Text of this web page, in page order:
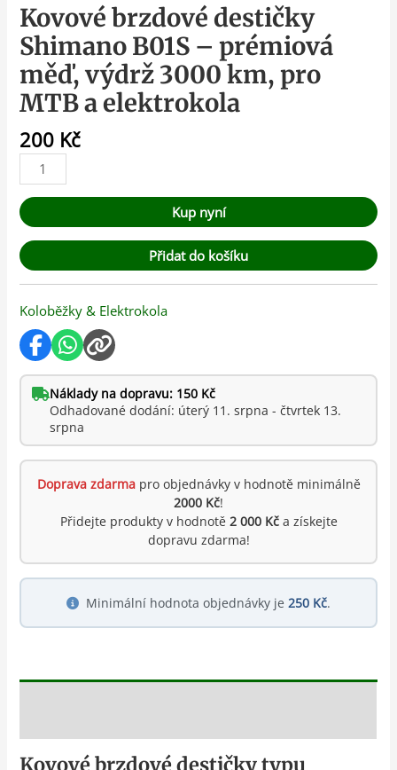
Kovové brzdové destičky
Shimano B01S – prémiová
měď, výdrž 3000 km, pro
MTB a elektrokola
200 Kč
Kup nyní
Přidat do košíku
Koloběžky & Elektrokola
Náklady na dopravu: 150 Kč
Odhadované dodání: úterý 11. srpna - čtvrtek 13.
srpna
Doprava zdarmapro objednávky v hodnotě minimálně
2000 Kč!
Přidejte produkty v hodnotě 2 000 Kča získejte
dopravu zdarma!
Minimální hodnota objednávky je 250 Kč.
Kovové brzdové destičky typu